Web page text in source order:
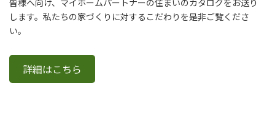
皆様へ向け、マイホームパートナーの住まいのカタログをお送り
します。私たちの家づくりに対するこだわりを是非ご覧くださ
い。
詳細はこちら